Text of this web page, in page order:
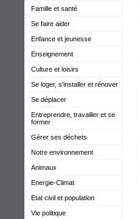
Famille et santé
Se faire aider
Enfance et jeunesse
Enseignement
Culture et loisirs
Se loger, s'installer et rénover
Se déplacer
Entreprendre, travailler et se
former
Gérer ses déchets
Notre environnement
Animaux
Energie-Climat
Etat civil et population
Vie politique